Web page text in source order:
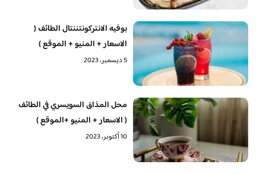
بوفيه الانتركونتننتال الطائف (
الاسعار + المنيو + الموقع )
5 ديسمبر، 2023
محل المذاق السويسري في الطائف
( الاسعار + المنيو +الموقع )
10 أكتوبر، 2023